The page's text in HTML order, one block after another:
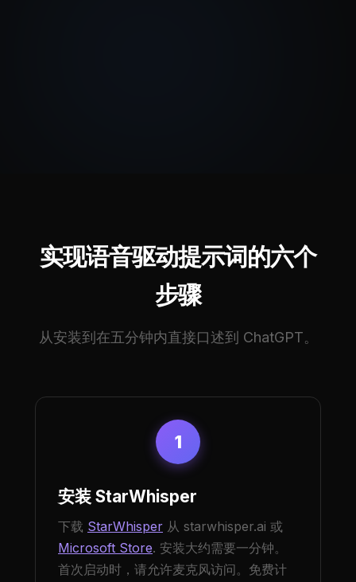
实现语音驱动提示词的六个
步骤
从安装到在五分钟内直接口述到 ChatGPT。
1
安装 StarWhisper
下载 StarWhisper 从 starwhisper.ai 或
Microsoft Store. 安装大约需要一分钟。
首次启动时，请允许麦克风访问。免费计